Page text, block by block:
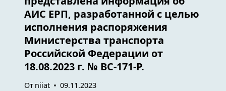
АИС ЕРП, разработанной с целью
исполнения распоряжения
Министерства транспорта
Российской Федерации от
18.08.2023 г. № ВС-171-Р.
От niiat 09.11.2023